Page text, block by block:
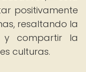
positivamente
resaltando la
y compartir la
culturas.